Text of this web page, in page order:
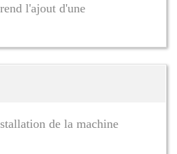
l'ajout d'une
de la machine